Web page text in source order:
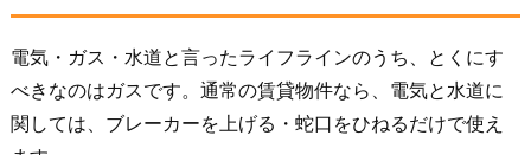
電気・ガス・水道と言ったライフラインのうち、とくにす
べきなのはガスです。通常の賃貸物件なら、電気と水道に
関しては、ブレーカーを上げる・蛇口をひねるだけで使え